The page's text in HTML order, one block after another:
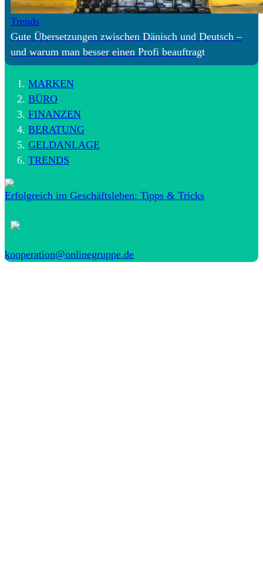
Trends
Gute Übersetzungen zwischen Dänisch und Deutsch –
und warum man besser einen Profi beauftragt
MARKEN
BÜRO
FINANZEN
BERATUNG
GELDANLAGE
TRENDS
Erfolgreich im Geschäftsleben: Tipps & Tricks
kooperation@onlinegruppe.de